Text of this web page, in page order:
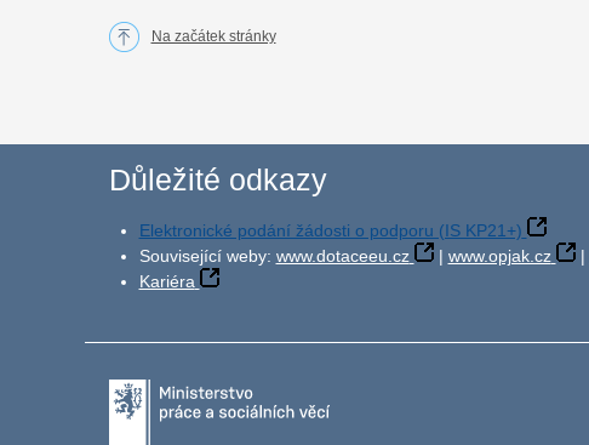
Na začátek stránky
Důležité odkazy
Elektronické podání žádosti o podporu (IS KP21+)
Související weby: www.dotaceeu.cz | www.opjak.cz |
Kariéra